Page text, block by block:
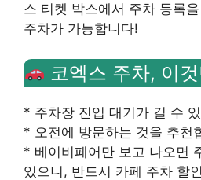
스 티켓 박스에서 주차 등록
주차가 가능합니다!
코엑스 주차, 이
* 주차장 진입 대기가 길 수
* 오전에 방문하는 것을 추천
* 베이비페어만 보고 나오면
있으니, 반드시 카페 주차 할